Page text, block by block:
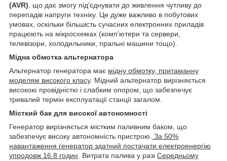
(AVR) , що дає змогу під'єднувати до живлення чутливу до
перепадів напруги техніку. Це дуже важливо в побутових
умовах, оскільки більшість сучасних електронних приладів
працюють на мікросхемах (комп'ютери та сервери,
телевізори, холодильники, пральні машини тощо).
Мідна обмотка альтернатора
Альтернатор генератора має мідну обмотку, притаманну
моделям високого класу. Мідний альтернатор вирізняється
високою провідністю і слабким опором, що забезпечує
тривалий термін експлуатації станції загалом.
Місткий бак для високої автономності
Генератор вирізняється містким паливним баком, що
забезпечує високу автономність пристрою. За 50%
навантаження генератор здатний постачати електроенергію
упродовж 16.8 годин . Витрата палива у разі Середньому